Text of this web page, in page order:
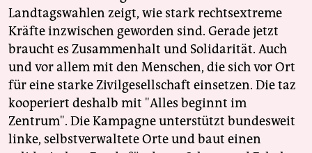
Landtagswahlen zeigt, wie stark rechtsextreme
Kräfte inzwischen geworden sind. Gerade jetzt
braucht es Zusammenhalt und Solidarität. Auch
und vor allem mit den Menschen, die sich vor Ort
für eine starke Zivilgesellschaft einsetzen. Die taz
kooperiert deshalb mit "Alles beginnt im
Zentrum". Die Kampagne unterstützt bundesweit
linke, selbstverwaltete Orte und baut einen